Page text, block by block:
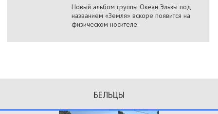
Новый альбом группы Океан Эльзы под
названием «Земля» вскоре появится на
физическом носителе.
БЕЛЬЦЫ